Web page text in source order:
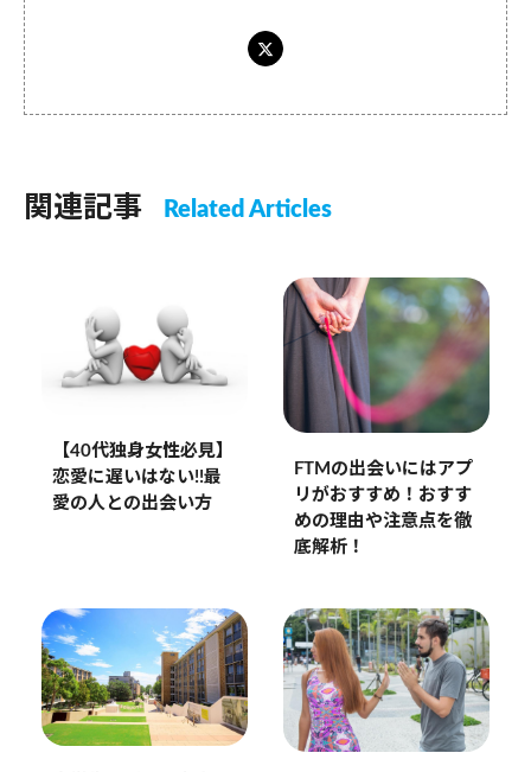
関連記事 Related Articles
【40代独身女性必見】
恋愛に遅いはない!!最
愛の人との出会い方
FTMの出会いにはアプ
リがおすすめ！おすす
めの理由や注意点を徹
底解析！